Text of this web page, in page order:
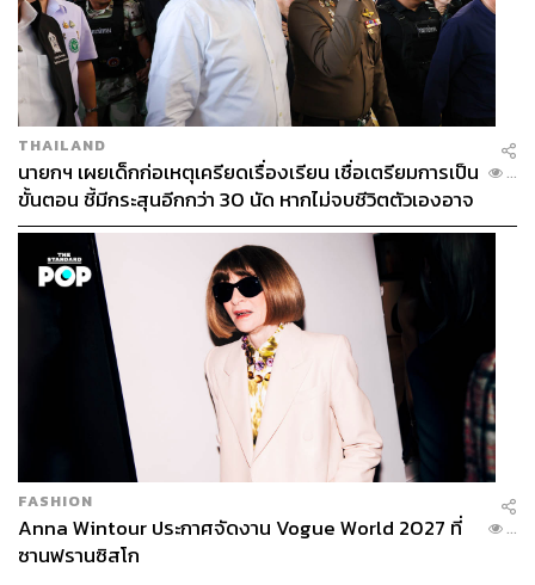
THAILAND
นายกฯ เผยเด็กก่อเหตุเครียดเรื่องเรียน เชื่อเตรียมการเป็น
ขั้นตอน ชี้มีกระสุนอีกกว่า 30 นัด หากไม่จบชีวิตตัวเองอาจ
สูญเสียเพิ่ม
...
FASHION
Anna Wintour ประกาศจัดงาน Vogue World 2027 ที่
ซานฟรานซิสโก
...